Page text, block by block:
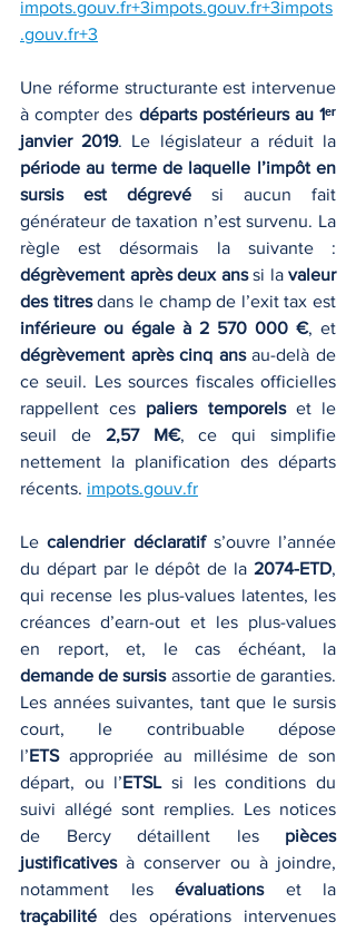
impots.gouv.fr+3impots.gouv.fr+3impots
.gouv.fr+3
Une réforme structurante est intervenue
à compter des départs postérieurs au 1ᵉʳ
janvier 2019
période au terme de laquelle l’impôt en
sursis est dégrevé si aucun fait
générateur de taxation n’est survenu. La
dégrèvement après deux ans si la valeur
des titres
inférieure ou égale à 2 570 000 €
dégrèvement après cinq ans au-delà de
ce seuil. Les sources fiscales officielles
rappellent ces paliers temporels et le
seuil de 2,57 M€, ce qui simplifie
nettement la planification des départs
récents. impots.gouv.fr
Le calendrier déclaratif s’ouvre l’année
du départ par le dépôt de la 2074-ETD,
qui recense les plus-values latentes, les
créances d’earn-out et les plus-values
demande de sursis assortie de garanties.
Les années suivantes, tant que le sursis
court, le contribuable dépose
l’ETS appropriée au millésime de son
départ, ou l’ETSL si les conditions du
suivi allégé sont remplies. Les notices
de Bercy détaillent les pièces
justificatives à conserver ou à joindre,
notamment les évaluations
traçabilité des opérations intervenues